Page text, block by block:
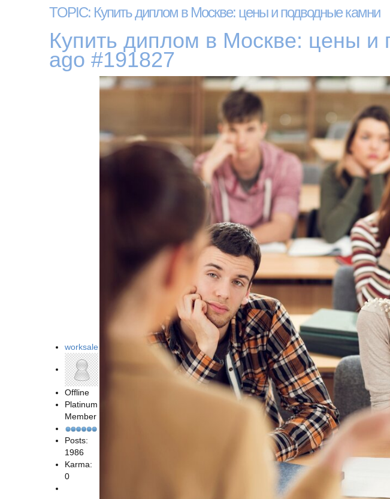
TOPIC: Купить диплом в Москве: цены и подводные камни
Купить диплом в Москве: цены и
ago #191827
worksale
Offline
Platinum
Member
Posts:
1986
Karma:
0